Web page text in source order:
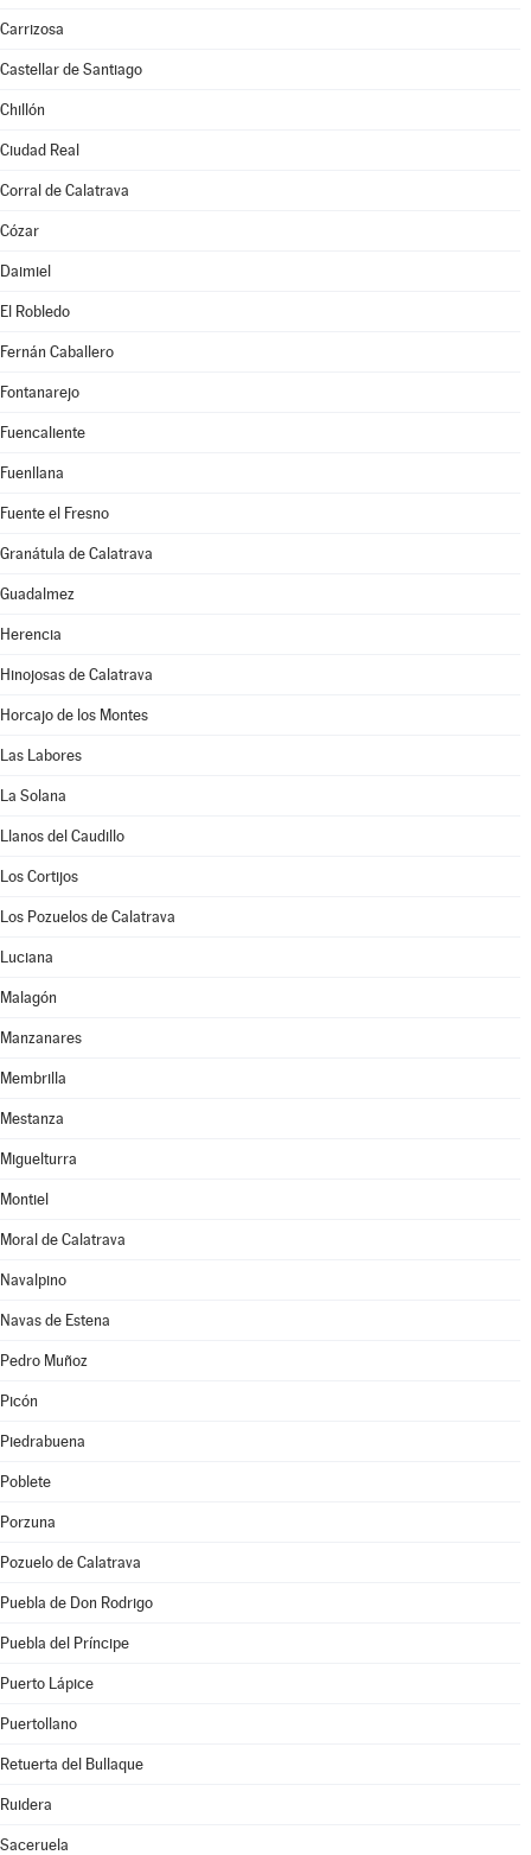
Carrizosa
Castellar de Santiago
Chillón
Ciudad Real
Corral de Calatrava
Cózar
Daimiel
El Robledo
Fernán Caballero
Fontanarejo
Fuencaliente
Fuenllana
Fuente el Fresno
Granátula de Calatrava
Guadalmez
Herencia
Hinojosas de Calatrava
Horcajo de los Montes
Las Labores
La Solana
Llanos del Caudillo
Los Cortijos
Los Pozuelos de Calatrava
Luciana
Malagón
Manzanares
Membrilla
Mestanza
Miguelturra
Montiel
Moral de Calatrava
Navalpino
Navas de Estena
Pedro Muñoz
Picón
Piedrabuena
Poblete
Porzuna
Pozuelo de Calatrava
Puebla de Don Rodrigo
Puebla del Príncipe
Puerto Lápice
Puertollano
Retuerta del Bullaque
Ruidera
Saceruela